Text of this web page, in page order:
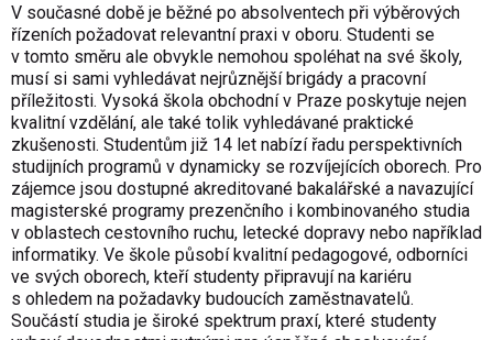
V současné době je běžné po absolventech při výběrových
řízeních požadovat relevantní praxi v oboru. Studenti se
v tomto směru ale obvykle nemohou spoléhat na své školy,
musí si sami vyhledávat nejrůznější brigády a pracovní
příležitosti. Vysoká škola obchodní v Praze poskytuje nejen
kvalitní vzdělání, ale také tolik vyhledávané praktické
zkušenosti. Studentům již 14 let nabízí řadu perspektivních
studijních programů v dynamicky se rozvíjejících oborech. Pro
zájemce jsou dostupné akreditované bakalářské a navazující
magisterské programy prezenčního i kombinovaného studia
v oblastech cestovního ruchu, letecké dopravy nebo například
informatiky. Ve škole působí kvalitní pedagogové, odborníci
ve svých oborech, kteří studenty připravují na kariéru
s ohledem na požadavky budoucích zaměstnavatelů.
Součástí studia je široké spektrum praxí, které studenty